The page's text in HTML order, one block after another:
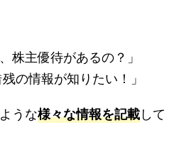
株主優待があるの？」
の情報が知りたい！」
うな様々な情報を記載して